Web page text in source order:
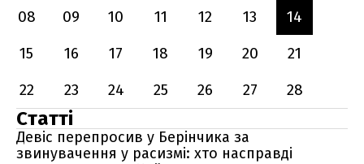
08
09 10 11 12 13
14
15
16 17 18 19 20
21
22
23 24 25 26 27 28
Статті
Девіс перепросив у Берінчика за
звинувачення у расизмі: хто насправді